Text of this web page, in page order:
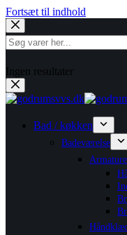
Fortsæt til indhold
Ingen resultater
Bad / køkken
Badeværelse